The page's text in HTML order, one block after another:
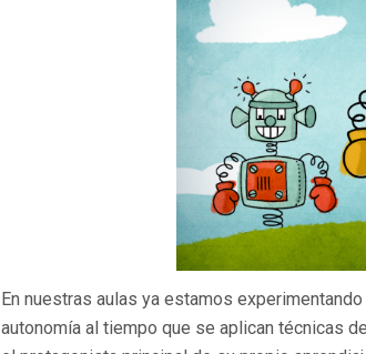
En nuestras aulas ya estamos
autonomía al tiempo que se aplican técnicas